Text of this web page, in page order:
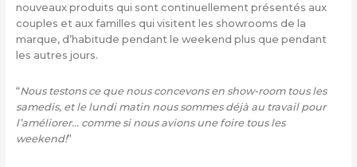
nouveaux produits qui sont continuellement présentés aux
couples et aux familles qui visitent les showrooms de la
marque, d’habitude pendant le weekend plus que pendant
les autres jours.
“Nous testons ce que nous concevons en show-room tous les
samedis, et le lundi matin nous sommes déjà au travail pour
l’améliorer… comme si nous avions une foire tous les
weekend!”